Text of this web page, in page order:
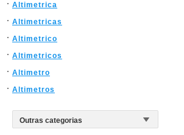
Altimetrica
Altimetricas
Altimetrico
Altimetricos
Altimetro
Altimetros